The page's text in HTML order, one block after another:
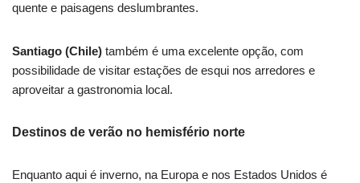
quente e paisagens deslumbrantes.
Santiago (Chile) também é uma excelente opção, com
possibilidade de visitar estações de esqui nos arredores e
aproveitar a gastronomia local.
Destinos de verão no hemisfério norte
Enquanto aqui é inverno, na Europa e nos Estados Unidos é